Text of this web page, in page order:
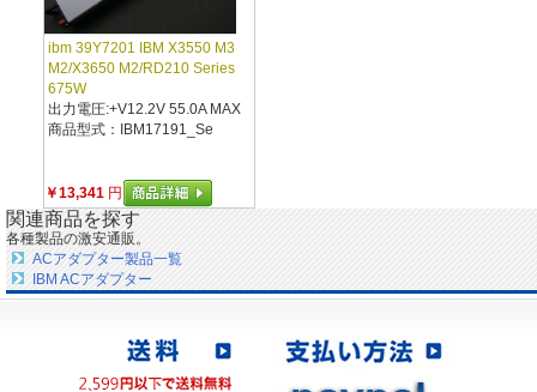
ibm 39Y7201 IBM X3550 M3
M2/X3650 M2/RD210 Series
675W
出力電圧:+V12.2V 55.0A MAX
商品型式：IBM17191_Se
￥13,341 円
関連商品を探す
各種製品の激安通販。
ACアダプター製品一覧
IBM ACアダプター